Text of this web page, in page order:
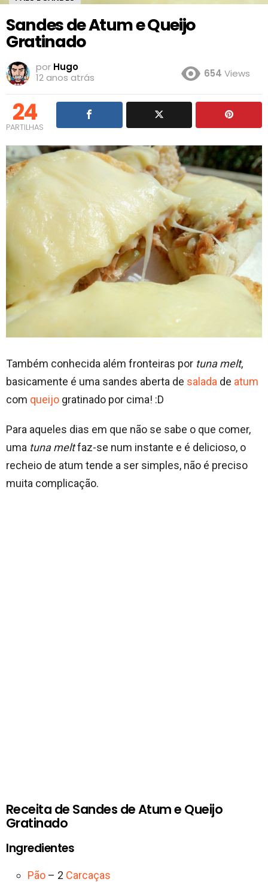
Sandes de Atum e Queijo
Gratinado
por Hugo
12 anos atrás
654 Views
24
PARTILHAS
Também conhecida além fronteiras por tuna melt,
basicamente é uma sandes aberta de salada de atum
com queijo gratinado por cima! :D
Para aqueles dias em que não se sabe o que comer,
uma tuna meltfaz-se num instante e é delicioso, o
recheio de atum tende a ser simples, não é preciso
muita complicação.
Receita de Sandes de Atum e Queijo
Gratinado
Ingredientes
Pão – 2 Carcaças